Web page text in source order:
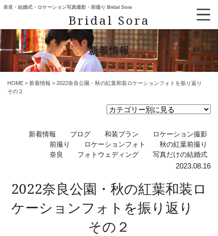
奈良・結婚式・ロケーション写真撮影・前撮り Bridal Sora
Bridal Sora
新着情報
HOME > 新着情報 > 2022奈良公園・秋の紅葉和装ロケーションフォトを振り返り
その２
新着情報 ブログ 和装プラン
ロケーション撮影
前撮り
ロケーションフォト
秋の紅葉前撮り
奈良
フォトウェディング 写真だけの結婚式
2023.08.16
2022奈良公園・秋の紅葉和装ロ
ケーションフォトを振り返り
その２